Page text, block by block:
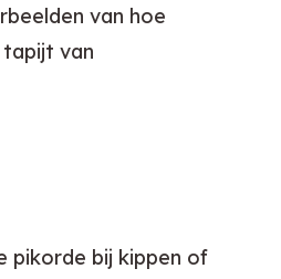
van hoe
tapijt van
pikorde bij kippen of